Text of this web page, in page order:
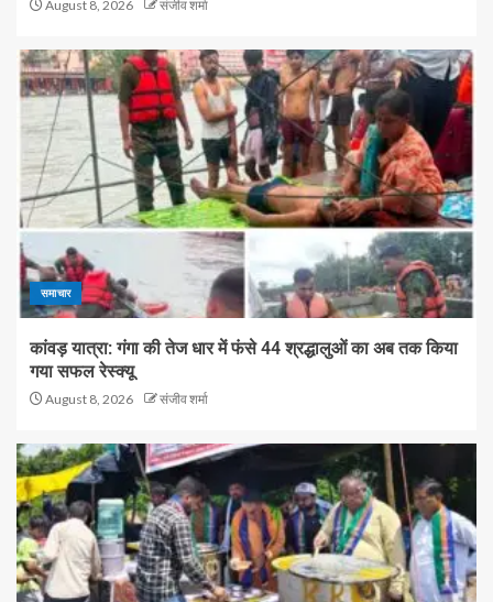
August 8, 2026 संजीव शर्मा
समाचार
कांवड़ यात्रा: गंगा की तेज धार में फंसे 44 श्रद्धालुओं का अब तक किया
गया सफल रेस्क्यू
August 8, 2026 संजीव शर्मा